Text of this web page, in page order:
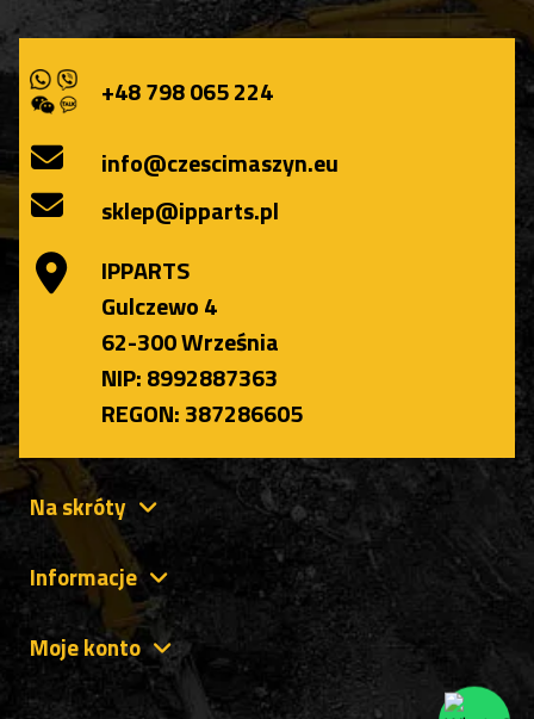
+48 798 065 224
info@czescimaszyn.eu
sklep@ipparts.pl
IPPARTS
Gulczewo 4
62-300 Września
NIP: 8992887363
REGON: 387286605
Na skróty
Informacje
Moje konto